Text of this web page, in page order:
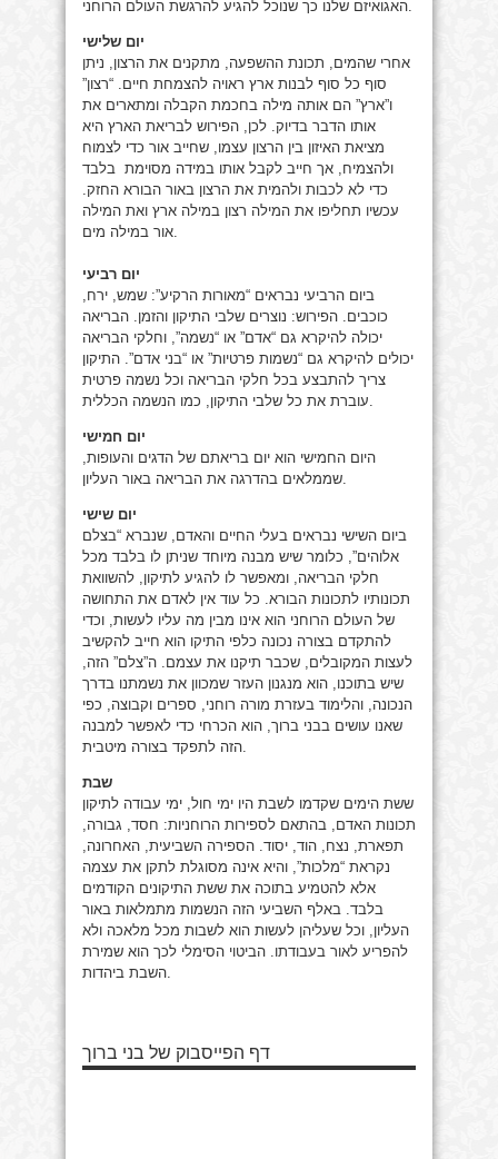
יום שלישי
אחרי שהמים, תכונת ההשפעה, מתקנים את הרצון, ניתן
סוף כל סוף לבנות ארץ ראויה להצמחת חיים. “רצון”
ו”ארץ” הם אותה מילה בחכמת הקבלה ומתארים את
אותו הדבר בדיוק. לכן, הפירוש לבריאת הארץ היא
מציאת האיזון בין הרצון עצמו, שחייב אור כדי לצמוח
ולהצמיח, אך חייב לקבל אותו במידה מסוימת בלבד
כדי לא לכבות ולהמית את הרצון באור הבורא החזק.
עכשיו תחליפו את המילה רצון במילה ארץ ואת המילה
יום רביעי
ביום הרביעי נבראים “מאורות הרקיע”: שמש, ירח,
כוכבים. הפירוש: נוצרים שלבי התיקון והזמן. הבריאה
יכולה להיקרא גם “אדם” או “נשמה”, וחלקי הבריאה
יכולים להיקרא גם “נשמות פרטיות” או “בני אדם”. התיקון
צריך להתבצע בכל חלקי הבריאה וכל נשמה פרטית
יום חמישי
היום החמישי הוא יום בריאתם של הדגים והעופות,
יום שישי
ביום השישי נבראים בעלי החיים והאדם, שנברא “בצלם
אלוהים”, כלומר שיש מבנה מיוחד שניתן לו בלבד מכל
חלקי הבריאה, ומאפשר לו להגיע לתיקון, להשוואת
תכונותיו לתכונות הבורא. כל עוד אין לאדם את התחושה
של העולם הרוחני הוא אינו מבין מה עליו לעשות, וכדי
להתקדם בצורה נכונה כלפי התיקו הוא חייב להקשיב
לעצות המקובלים, שכבר תיקנו את עצמם. ה”צלם” הזה,
שיש בתוכנו, הוא מנגנון העזר שמכוון את נשמתנו בדרך
הנכונה, והלימוד בעזרת מורה רוחני, ספרים וקבוצה, כפי
שאנו עושים בבני ברוך, הוא הכרחי כדי לאפשר למבנה
שבת
ששת הימים שקדמו לשבת היו ימי חול, ימי עבודה לתיקון
תכונות האדם, בהתאם לספירות הרוחניות: חסד, גבורה,
תפארת, נצח, הוד, יסוד. הספירה השביעית, האחרונה,
נקראת “מלכות”, והיא אינה מסוגלת לתקן את עצמה
אלא להטמיע בתוכה את ששת התיקונים הקודמים
בלבד. באלף השביעי הזה הנשמות מתמלאות באור
העליון, וכל שעליהן לעשות הוא לשבות מכל מלאכה ולא
להפריע לאור בעבודתו. הביטוי הסימלי לכך הוא שמירת
דף הפייסבוק של בני ברוך